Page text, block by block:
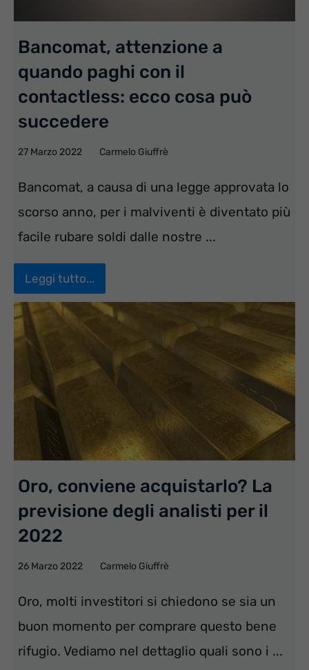
Bancomat, attenzione a
quando paghi con il
contactless: ecco cosa può
succedere
27 Marzo 2022 Carmelo Giuffrè
Bancomat, a causa di una legge approvata lo
scorso anno, per i malviventi è diventato più
facile rubare soldi dalle nostre ...
Leggi tutto...
Oro, conviene acquistarlo? La
previsione degli analisti per il
2022
26 Marzo 2022 Carmelo Giuffrè
Oro, molti investitori si chiedono se sia un
buon momento per comprare questo bene
rifugio. Vediamo nel dettaglio quali sono i ...